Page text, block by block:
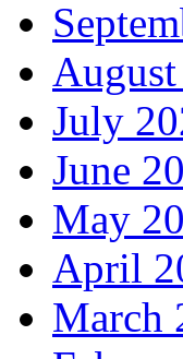
July
June
May
April
March